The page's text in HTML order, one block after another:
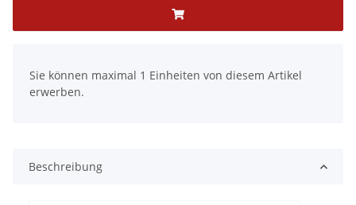
Sie können maximal 1 Einheiten von diesem Artikel
erwerben.
Beschreibung